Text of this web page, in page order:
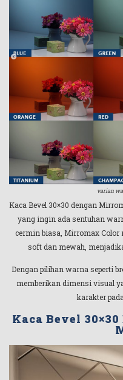
varian
Kaca Bevel 30×30 dengan
yang ingin ada sentuhan
cermin biasa, Mirromax Color
soft dan mewah,
Dengan pilihan warna seperti
memberikan dimensi visual
karakter
Kaca Bevel